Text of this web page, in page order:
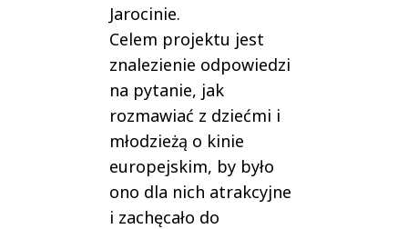
Jarocinie.
Celem projektu jest
znalezienie odpowiedzi
na pytanie, jak
rozmawiać z dziećmi i
młodzieżą o kinie
europejskim, by było
ono dla nich atrakcyjne
i zachęcało do